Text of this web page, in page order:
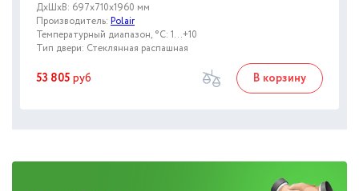
ДxШxВ: 697x710x1960 мм
Производитель: Polair
Температурный диапазон, °C: 1…+10
Тип двери: Стеклянная распашная
53 805 руб В корзину